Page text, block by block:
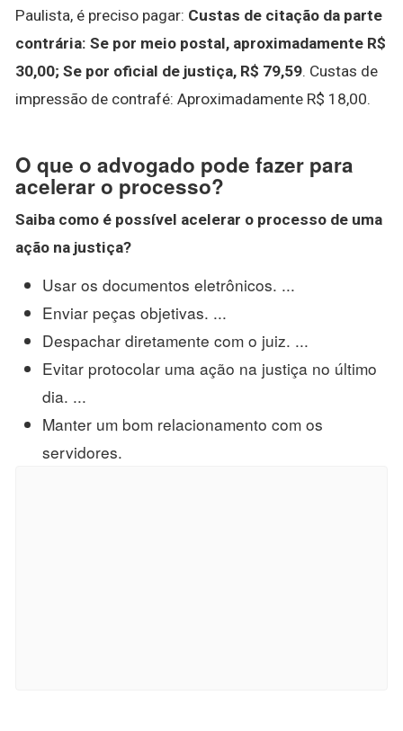
Paulista, é preciso pagar: Custas de citação da parte
contrária: Se por meio postal, aproximadamente R$
30,00; Se por oficial de justiça, R$ 79,59. Custas de
impressão de contrafé: Aproximadamente R$ 18,00.
O que o advogado pode fazer para
acelerar o processo?
Saiba como é possível acelerar o processo de uma
ação na justiça?
Usar os documentos eletrônicos. ...
Enviar peças objetivas. ...
Despachar diretamente com o juiz. ...
Evitar protocolar uma ação na justiça no último
dia. ...
Manter um bom relacionamento com os
servidores.